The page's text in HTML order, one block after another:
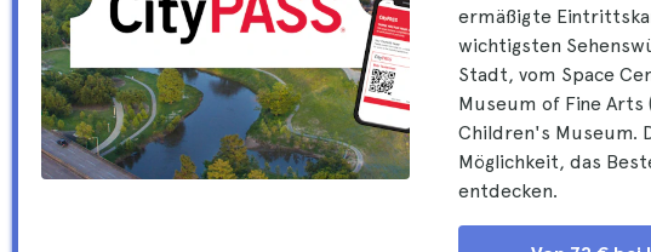
ermäßigte
wichtigsten
Stadt, vom Space
Museum of Fine Arts
Children's Museum.
Möglichkeit, das
entdecken.